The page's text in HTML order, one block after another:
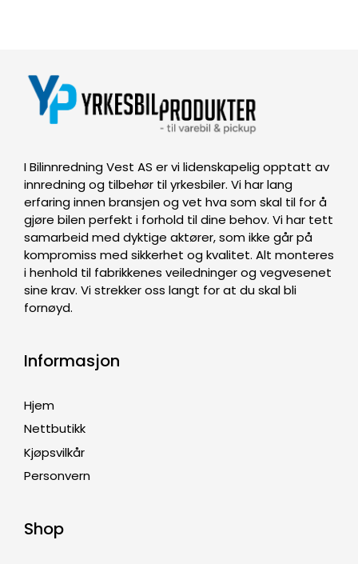
I Bilinnredning Vest AS er vi lidenskapelig opptatt av
innredning og tilbehør til yrkesbiler. Vi har lang
erfaring innen bransjen og vet hva som skal til for å
gjøre bilen perfekt i forhold til dine behov. Vi har tett
samarbeid med dyktige aktører, som ikke går på
kompromiss med sikkerhet og kvalitet. Alt monteres
i henhold til fabrikkenes veiledninger og vegvesenet
sine krav. Vi strekker oss langt for at du skal bli
fornøyd.
Informasjon
Hjem
Nettbutikk
Kjøpsvilkår
Personvern
Shop